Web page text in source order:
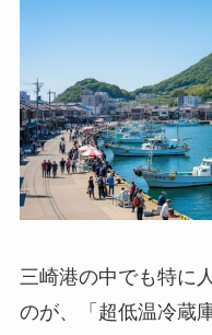
三崎港の中でも特に
のが、「超低温冷蔵